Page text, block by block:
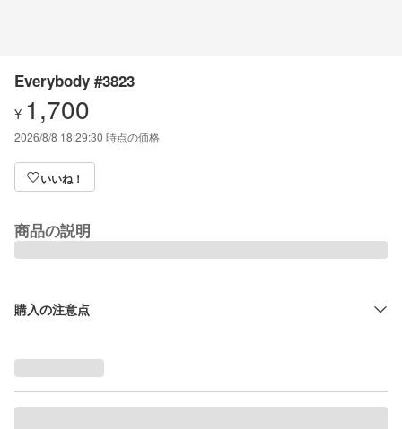
Everybody #3823
¥ 1,700
2026/8/8 18:29:30 時点の価格
いいね！
商品の説明
購入の注意点